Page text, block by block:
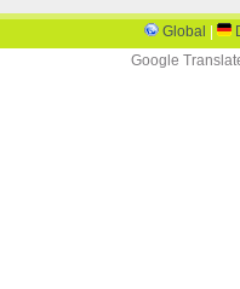
Global
Google